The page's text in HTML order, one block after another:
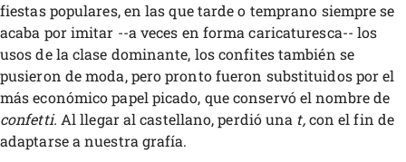
fiestas populares, en las que tarde o temprano siempre se
acaba por imitar --a veces en forma caricaturesca-- los
usos de la clase dominante, los confites también se
pusieron de moda, pero pronto fueron substituidos por el
más económico papel picado, que conservó el nombre de
confetti. Al llegar al castellano, perdió una t,con el fin de
adaptarse a nuestra grafía.